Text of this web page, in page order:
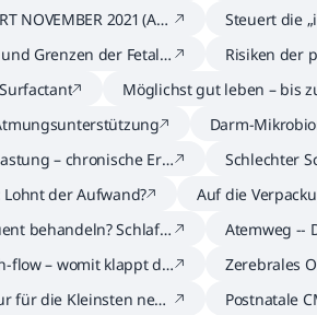
NOVEMBER 2021 (AU
Steuert die
Grenzen der Fetalc
Risiken der
Möglichst gut leben – bis
Darm-
– chronische Erk
Schlechter
der Aufwand? Auf die
behandeln? Schlaf
Atemweg --
flow – womit klappt da
Zerebrales
für die Kleinsten neur
Postnatale